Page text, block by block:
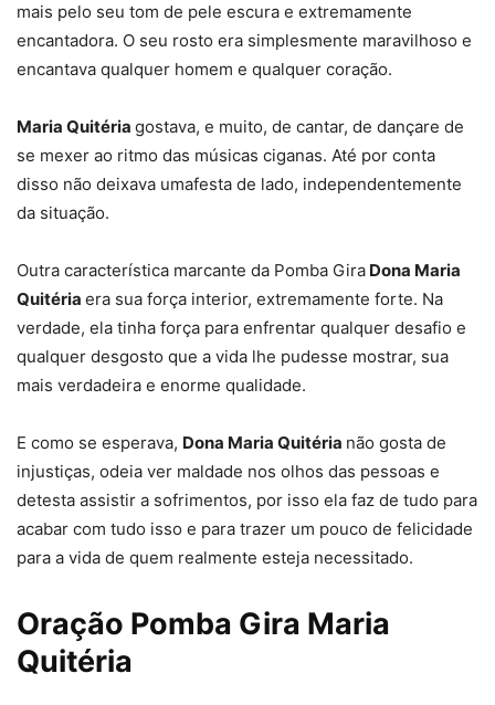
mais pelo seu tom de pele escura e extremamente
encantadora. O seu rosto era simplesmente maravilhoso e
encantava qualquer homem e qualquer coração.
Maria Quitéria gostava, e muito, de cantar, de dançare de
se mexer ao ritmo das músicas ciganas. Até por conta
disso não deixava umafesta de lado, independentemente
da situação.
Outra característica marcante da Pomba Gira Dona Maria
Quitéria era sua força interior, extremamente forte. Na
verdade, ela tinha força para enfrentar qualquer desafio e
qualquer desgosto que a vida lhe pudesse mostrar, sua
mais verdadeira e enorme qualidade.
E como se esperava, Dona Maria Quitéria não gosta de
injustiças, odeia ver maldade nos olhos das pessoas e
detesta assistir a sofrimentos, por isso ela faz de tudo para
acabar com tudo isso e para trazer um pouco de felicidade
para a vida de quem realmente esteja necessitado.
Oração Pomba Gira Maria
Quitéria